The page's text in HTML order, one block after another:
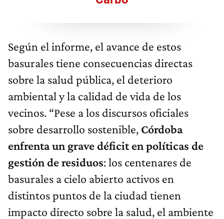
Según el informe, el avance de estos
basurales tiene consecuencias directas
sobre la salud pública, el deterioro
ambiental y la calidad de vida de los
vecinos. “Pese a los discursos oficiales
sobre desarrollo sostenible, Córdoba
enfrenta un grave déficit en políticas de
gestión de residuos: los centenares de
basurales a cielo abierto activos en
distintos puntos de la ciudad tienen
impacto directo sobre la salud, el ambiente